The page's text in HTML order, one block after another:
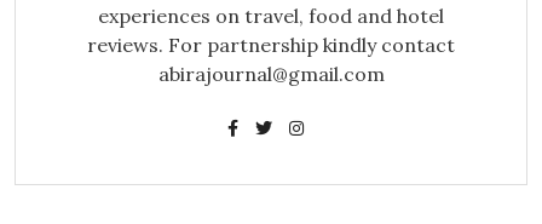
experiences on travel, food and hotel
reviews. For partnership kindly contact
abirajournal@gmail.com